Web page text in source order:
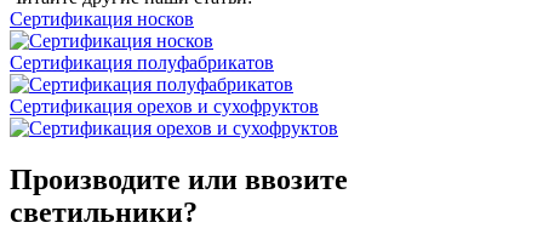
Сертификация носков
Сертификация полуфабрикатов
Сертификация орехов и сухофруктов
Производите или ввозите
светильники?